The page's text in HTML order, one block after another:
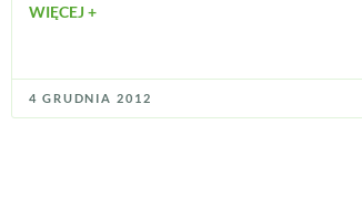
WIĘCEJ +
4 GRUDNIA 2012